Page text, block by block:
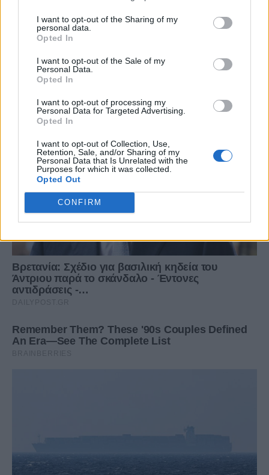
I want to opt-out of the Sharing of my
personal data.
Opted In
I want to opt-out of the Sale of my
Personal Data.
Opted In
I want to opt-out of processing my
Personal Data for Targeted Advertising.
Opted In
I want to opt-out of Collection, Use,
Retention, Sale, and/or Sharing of my
Personal Data that Is Unrelated with the
Purposes for which it was collected.
Opted Out
CONFIRM